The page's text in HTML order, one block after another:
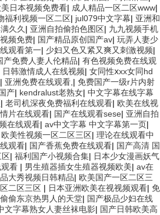
日本视频免费看| 成人精品一区二区www|
福利视频一区二区| jul079中文字幕| 亚洲和
久久 | 亚洲自拍偷拍色图区| 九九视频手机
频免费| 国产精品原创国产av| 玩弄人妻少
观看第一| 少妇又色又紧又爽又刺激视频|
产免费人妻人伦精品| 有色视频免费在线观
日韩激情成人在线视频| 女同性ⅹxx女同hd
| 亚洲免费在线观看, | 免费国产一级r片内射
产| kendralust老熟女| 中文字幕在线字幕
| 老司机深夜免费福利在线观看| 欧美在线视
片在线观看| 国产在线观看sese| 亚洲自拍
在线观看| av中文字幕 中文字幕第一页|
欧美性视频一区二区三区| 理论在线观看中
观看| 国产香蕉免费在线观看| 国产高清 国
区| 福利国产小视频合集| 日本少女漫画妖气
看 | 男生殖器插女生殖器视频欧美| av在
大秀视频日韩精品| 欧美国产一区二区三
二区三区 | 日本亚洲欧美在视视频观看| 免
偷东京热男人的天堂| 国产极品少妇在线
文字幕熟女人妻丝袜电影| 国产日韩欧美高